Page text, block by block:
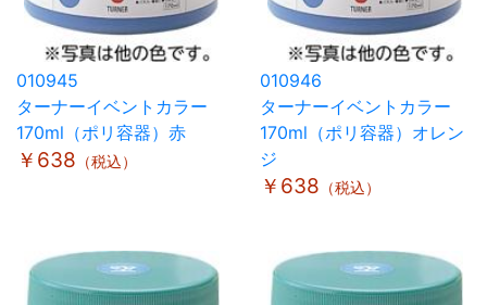
010945
ターナーイベントカラー
170ml（ポリ容器）赤
￥638 （税込）
010946
ターナーイベントカラー
170ml（ポリ容器）オレン
ジ
￥638 （税込）